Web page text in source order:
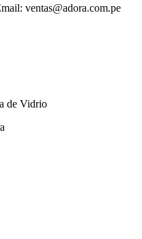
ventas@adora.com.pe
de Vidrio